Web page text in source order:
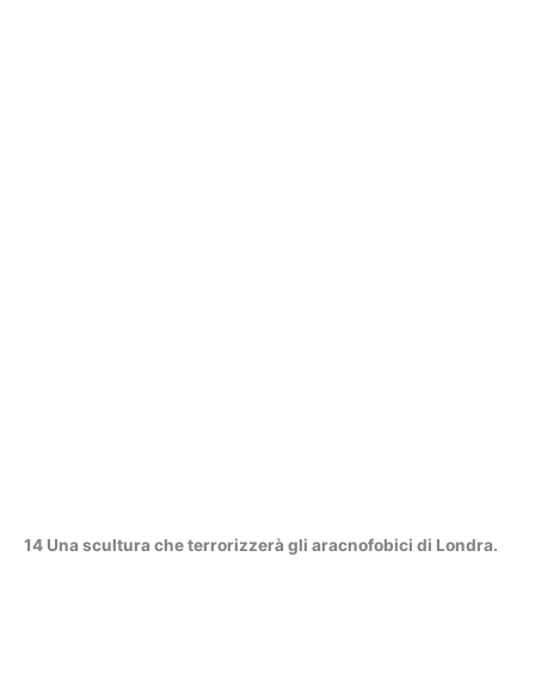
14 Una scultura che terrorizzerà gli aracnofobici di Londra.